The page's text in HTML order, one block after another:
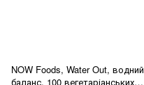
NOW Foods, Water Out, водний
баланс, 100 вегетаріанських